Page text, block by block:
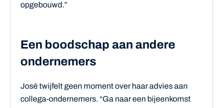
opgebouwd.”
Een boodschap aan andere
ondernemers
José twijfelt geen moment over haar advies aan
collega-ondernemers. “Ga naar een bijeenkomst